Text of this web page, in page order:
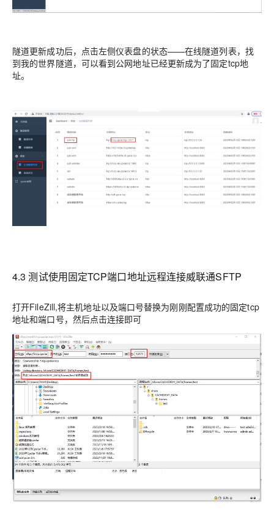
隧道更新成功后，点击左侧仪表盘的状态——在线隧道列表，找
到我的世界隧道，可以看到公网地址已经更新成为了固定tcp地
址。
4.3 测试使用固定TCP端口地址远程连接威联通SFTP
打开FileZill,将主机地址以及端口号替换为刚刚配置成功的固定tcp
地址和端口号，然后点击连接即可